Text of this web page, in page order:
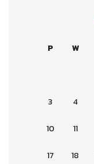
P W
3 4
10 11
17 18